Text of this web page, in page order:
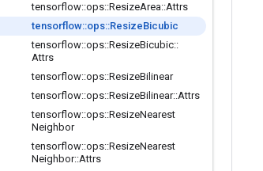
tensorflow::ops::ResizeArea::Attrs
tensorflow::ops::ResizeBicubic
tensorflow::ops::ResizeBicubic::
Attrs
tensorflow::ops::ResizeBilinear
tensorflow::ops::ResizeBilinear::Attrs
tensorflow::ops::ResizeNearest
Neighbor
tensorflow::ops::ResizeNearest
Neighbor::Attrs